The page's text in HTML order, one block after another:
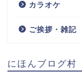
カラオケ
ご挨拶・雑記
にほんブログ村